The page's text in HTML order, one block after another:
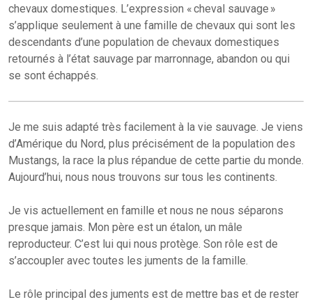
chevaux domestiques. L’expression « cheval sauvage »
s’applique seulement à une famille de chevaux qui sont les
descendants d’une population de chevaux domestiques
retournés à l’état sauvage par marronnage, abandon ou qui
se sont échappés.
Je me suis adapté très facilement à la vie sauvage. Je viens
d’Amérique du Nord, plus précisément de la population des
Mustangs, la race la plus répandue de cette partie du monde.
Aujourd’hui, nous nous trouvons sur tous les continents.
Je vis actuellement en famille et nous ne nous séparons
presque jamais. Mon père est un étalon, un mâle
reproducteur. C’est lui qui nous protège. Son rôle est de
s’accoupler avec toutes les juments de la famille.
Le rôle principal des juments est de mettre bas et de rester